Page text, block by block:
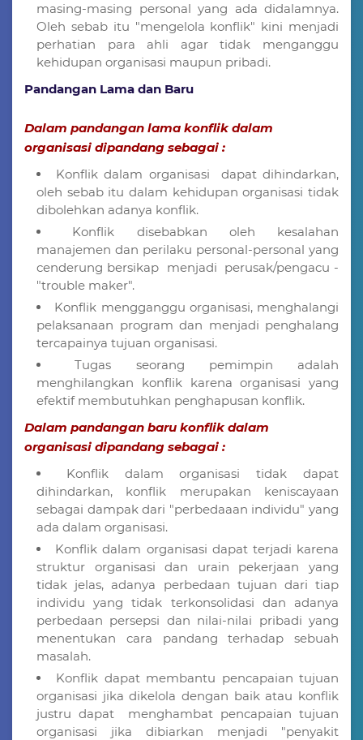
masing-masing personal yang ada didalamnya.
Oleh sebab itu "mengelola konflik" kini menjadi
perhatian para ahli agar tidak menganggu
kehidupan organisasi maupun pribadi.
Pandangan Lama dan Baru
Dalam pandangan lama konflik dalam
organisasi dipandang sebagai :
Konflik dalam organisasi dapat dihindarkan,
oleh sebab itu dalam kehidupan organisasi tidak
dibolehkan adanya konflik.
Konflik disebabkan oleh kesalahan
manajemen dan perilaku personal-personal yang
cenderung bersikap menjadi perusak/pengacu -
"trouble maker".
Konflik mengganggu organisasi, menghalangi
pelaksanaan program dan menjadi penghalang
tercapainya tujuan organisasi.
Tugas seorang pemimpin adalah
menghilangkan konflik karena organisasi yang
efektif membutuhkan penghapusan konflik.
Dalam pandangan baru konflik dalam
organisasi dipandang sebagai :
Konflik dalam organisasi tidak dapat
dihindarkan, konflik merupakan keniscayaan
sebagai dampak dari "perbedaaan individu" yang
ada dalam organisasi.
Konflik dalam organisasi dapat terjadi karena
struktur organisasi dan urain pekerjaan yang
tidak jelas, adanya perbedaan tujuan dari tiap
individu yang tidak terkonsolidasi dan adanya
perbedaan persepsi dan nilai-nilai pribadi yang
menentukan cara pandang terhadap sebuah
masalah.
Konflik dapat membantu pencapaian tujuan
organisasi jika dikelola dengan baik atau konflik
justru dapat menghambat pencapaian tujuan
organisasi jika dibiarkan menjadi "penyakit